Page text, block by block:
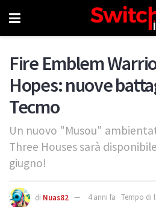
Fire Emblem
Hopes: nuove
Tecmo
Un nuovo "Musou"
Three Houses sarà
giugno!
di Nuas82 4 anni fa Tempo di